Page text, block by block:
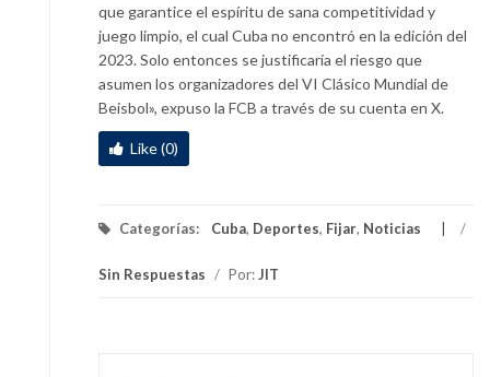
que garantice el espíritu de sana competitividad y
juego limpio, el cual Cuba no encontró en la edición del
2023. Solo entonces se justificaría el riesgo que
asumen los organizadores del VI Clásico Mundial de
Beisbol», expuso la FCB a través de su cuenta en X.
Like (0)
Categorías: Cuba, Deportes, Fijar, Noticias /
Sin Respuestas / Por:JIT